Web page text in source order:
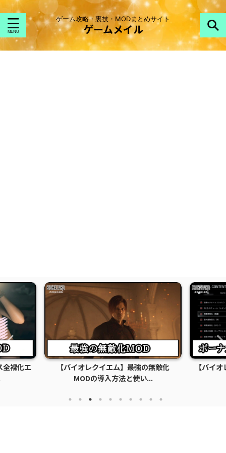
ゲーム攻略・裏技・MODまとめサイト
ゲームメイル
無敵化
【バイオレクイエム】ボーナスコンテン
ツロック解除MOD...
【バイ